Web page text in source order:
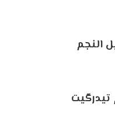
النجم